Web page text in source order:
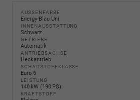
AUSSENFARBE
Energy-Blau Uni
INNENAUSSTATTUNG
Schwarz
GETRIEBE
Automatik
ANTRIEBSACHSE
Heckantrieb
SCHADSTOFFKLASSE
Euro 6
LEISTUNG
140 kW (190 PS)
KRAFTSTOFF